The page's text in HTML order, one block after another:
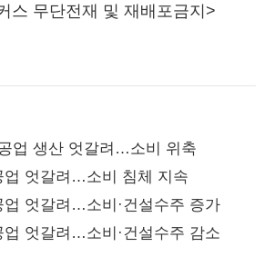
스 무단전재 및 재배포금지>
업 생산 엇갈려…소비 위축
업 엇갈려…소비 침체 지속
업 엇갈려…소비·건설수주 증가
업 엇갈려…소비·건설수주 감소